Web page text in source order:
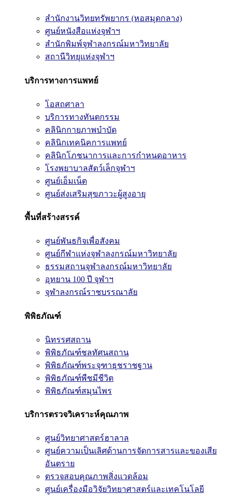
สำนักงานวิทยทรัพยากร (หอสมุดกลาง)
ศูนย์หนังสือแห่งจุฬาฯ
สำนักพิมพ์จุฬาลงกรณ์มหาวิทยาลัย
สถานีวิทยุแห่งจุฬาฯ
บริการทางการแพทย์
โอสถศาลา
บริการทางทันตกรรม
คลินิกกายภาพบำบัด
คลินิกเทคนิคการแพทย์
คลินิกโภชนาการและการกำหนดอาหาร
โรงพยาบาลสัตว์เล็กจุฬาฯ
ศูนย์เอ็มเน็ต
ศูนย์ส่งเสริมสุขภาวะผู้สูงอายุ
พื้นที่สร้างสรรค์
ศูนย์พันธกิจเพื่อสังคม
ศูนย์กีฬาแห่งจุฬาลงกรณ์มหาวิทยาลัย
ธรรมสถานจุฬาลงกรณ์มหาวิทยาลัย
อุทยาน 100 ปี จุฬาฯ
จุฬาลงกรณ์ราชบรรณาลัย
พิพิธภัณฑ์
นิทรรศสถาน
พิพิธภัณฑ์ชลทัศนสถาน
พิพิธภัณฑ์พระจุฑาธุชราชฐาน
พิพิธภัณฑ์พืชมีชีวิต
พิพิธภัณฑ์สมุนไพร
บริการตรวจวิเคราะห์คุณภาพ
ศูนย์วิทยาศาสตร์ฮาลาล
ศูนย์ความเป็นเลิศด้านการจัดการสารและของเสีย
อันตราย
ตรวจสอบคุณภาพสิ่งแวดล้อม
ศูนย์เครื่องมือวิจัยวิทยาศาสตร์และเทคโนโลยี